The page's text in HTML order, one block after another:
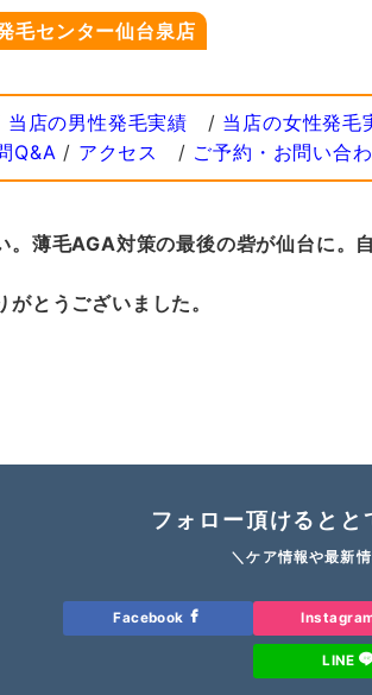
毛センター仙台泉店
当店の男性発毛実績 / 当店の女性発毛
Q&A / アクセス / ご予約・お問い合
。薄毛AGA対策の最後の砦が仙台に。
とうございました。
フォロー頂けると
＼ケア情報や最新
Facebook
LINE